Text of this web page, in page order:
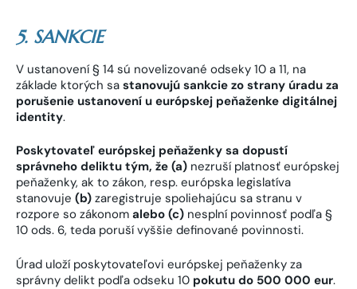
5. SANKCIE
V ustanovení § 14 sú novelizované odseky 10 a 11, na
základe ktorých sa stanovujú sankcie zo strany úradu za
porušenie ustanovení u európskej peňaženke digitálnej
identity.
Poskytovateľ európskej peňaženky sa dopustí
správneho deliktu tým, že (a) nezruší platnosť európskej
peňaženky, ak to zákon, resp. európska legislatíva
stanovuje (b) zaregistruje spoliehajúcu sa stranu v
rozpore so zákonom alebo (c) nesplní povinnosť podľa §
10 ods. 6, teda poruší vyššie definované povinnosti.
Úrad uloží poskytovateľovi európskej peňaženky za
správny delikt podľa odseku 10 pokutu do 500 000 eur.